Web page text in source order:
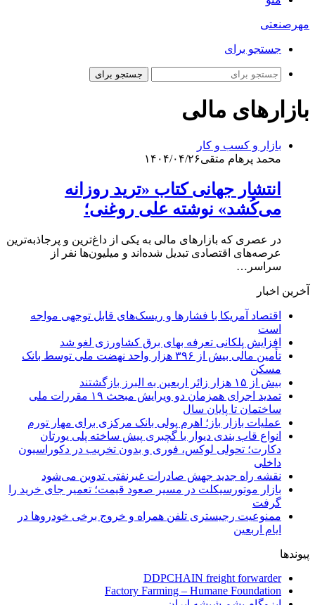
مهرصنعتی
جستجو برای
جستجو برای
بازارهای مالی
بازار و کسب و کار
محمد پرهام متقی۱۴۰۴/۰۴/۲۶
انتشار جهانی کتاب «ترید روزانه
می‌کُشد» نوشته علی روغنی؛
در عصری که بازارهای مالی به یکی از داغ‌ترین و پرجاذبه‌ترین
عرصه‌های اقتصادی تبدیل شده‌اند و میلیون‌ها نفر از
سراسر…
آخرین اخبار
اقتصاد آمریکا با فشارها و ریسک‌های قابل توجهی مواجه
است
افزایش پلکانی تعرفه بهای برق کشاورزی لغو شد
تأمین مالی بیش از ۳۹۶ هزار واحد نهضت ملی توسط بانک
مسکن
بیش از ۱۵ هزار زائر اربعین به البرز بازگشتند
تمدید اجرای همزمان دو ویرایش مبحث ۱۹ مقررات ملی
ساختمان تا پایان سال
عملیات بازار باز؛ اهرم پولی بانک مرکزی برای مهار تورم
انواع قاب بندی دیوار با گچبری پیش ساخته پلی یورتان
دکارت؛ تحولی لوکس، فوری و بدون تخریب در دکوراسیون
داخلی
نقشه راه جدید جهش صادرات غیرنفتی تدوین می‌شود
بازار موتورسیکلت در مسیر صعود قیمت؛ تعمیر جای خرید را
گرفت
ممنوعیت رجیستری تلفن همراه و خروج برخی خودروها در
ایام اربعین
پیوندها
DDPCHAIN freight forwarder
Factory Farming – Humane Foundation